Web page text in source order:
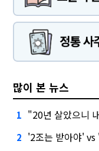
많이 본 뉴스
1 "20년 살았으니
2 '2조는 받아야'